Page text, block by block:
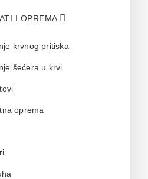
I OPREMA
krvnog pritiska
šećera u krvi
oprema